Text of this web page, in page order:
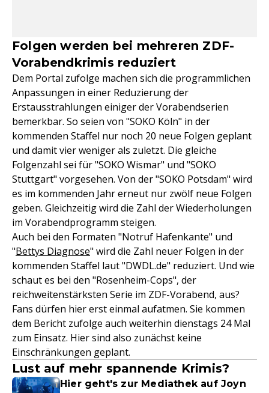
Folgen werden bei mehreren ZDF-
Vorabendkrimis reduziert
Dem Portal zufolge machen sich die programmlichen
Anpassungen in einer Reduzierung der
Erstausstrahlungen einiger der Vorabendserien
bemerkbar. So seien von "SOKO Köln" in der
kommenden Staffel nur noch 20 neue Folgen geplant
und damit vier weniger als zuletzt. Die gleiche
Folgenzahl sei für "SOKO Wismar" und "SOKO
Stuttgart" vorgesehen. Von der "SOKO Potsdam" wird
es im kommenden Jahr erneut nur zwölf neue Folgen
geben. Gleichzeitig wird die Zahl der Wiederholungen
im Vorabendprogramm steigen.
Auch bei den Formaten "Notruf Hafenkante" und
"Bettys Diagnose" wird die Zahl neuer Folgen in der
kommenden Staffel laut "DWDL.de" reduziert. Und wie
schaut es bei den "Rosenheim-Cops", der
reichweitenstärksten Serie im ZDF-Vorabend, aus?
Fans dürfen hier erst einmal aufatmen. Sie kommen
dem Bericht zufolge auch weiterhin dienstags 24 Mal
zum Einsatz. Hier sind also zunächst keine
Einschränkungen geplant.
Lust auf mehr spannende Krimis?
Hier geht's zur Mediathek auf Joyn